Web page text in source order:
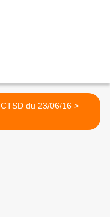
CTSD du 23/06/16 >